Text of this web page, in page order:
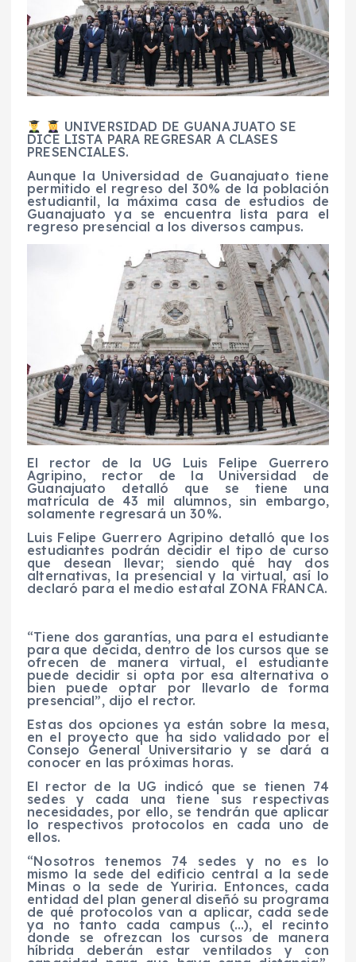
UNIVERSIDAD DE GUANAJUATO SE
DICE LISTA PARA REGRESAR A CLASES
PRESENCIALES.
Aunque la Universidad de Guanajuato tiene
permitido el regreso del 30% de la población
estudiantil, la máxima casa de estudios de
Guanajuato ya se encuentra lista para el
regreso presencial a los diversos campus.
El rector de la UG Luis Felipe Guerrero
Agripino, rector de la Universidad de
Guanajuato detalló que se tiene una
matrícula de 43 mil alumnos, sin embargo,
solamente regresará un 30%.
Luis Felipe Guerrero Agripino detalló que los
estudiantes podrán decidir el tipo de curso
que desean llevar; siendo qué hay dos
alternativas, la presencial y la virtual, así lo
declaró para el medio estatal ZONA FRANCA.
“Tiene dos garantías, una para el estudiante
para que decida, dentro de los cursos que se
ofrecen de manera virtual, el estudiante
puede decidir si opta por esa alternativa o
bien puede optar por llevarlo de forma
presencial”, dijo el rector.
Estas dos opciones ya están sobre la mesa,
en el proyecto que ha sido validado por el
Consejo General Universitario y se dará a
conocer en las próximas horas.
El rector de la UG indicó que se tienen 74
sedes y cada una tiene sus respectivas
necesidades, por ello, se tendrán que aplicar
lo respectivos protocolos en cada uno de
ellos.
“Nosotros tenemos 74 sedes y no es lo
mismo la sede del edificio central a la sede
Minas o la sede de Yuriria. Entonces, cada
entidad del plan general diseñó su programa
de qué protocolos van a aplicar, cada sede
ya no tanto cada campus (…), el recinto
donde se ofrezcan los cursos de manera
híbrida deberán estar ventilados y con